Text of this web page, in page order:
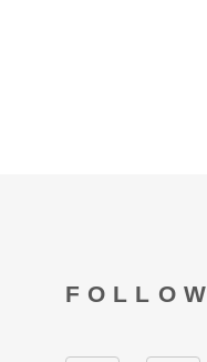
FOLLOW